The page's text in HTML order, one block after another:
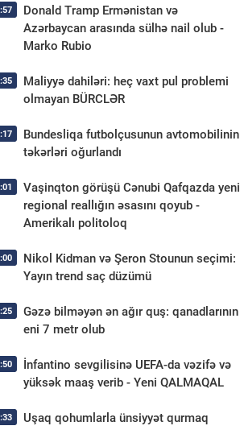
Donald Tramp Ermənistan və
Azərbaycan arasında sülhə nail olub -
Marko Rubio
Maliyyə dahiləri: heç vaxt pul problemi
olmayan BÜRCLƏR
Bundesliqa futbolçusunun avtomobilinin
təkərləri oğurlandı
Vaşinqton görüşü Cənubi Qafqazda yeni
regional reallığın əsasını qoyub -
Amerikalı politoloq
Nikol Kidman və Şeron Stounun seçimi:
Yayın trend saç düzümü
Gəzə bilməyən ən ağır quş: qanadlarının
eni 7 metr olub
İnfantino sevgilisinə UEFA-da vəzifə və
yüksək maaş verib - Yeni QALMAQAL
Uşaq qohumlarla ünsiyyət qurmaq